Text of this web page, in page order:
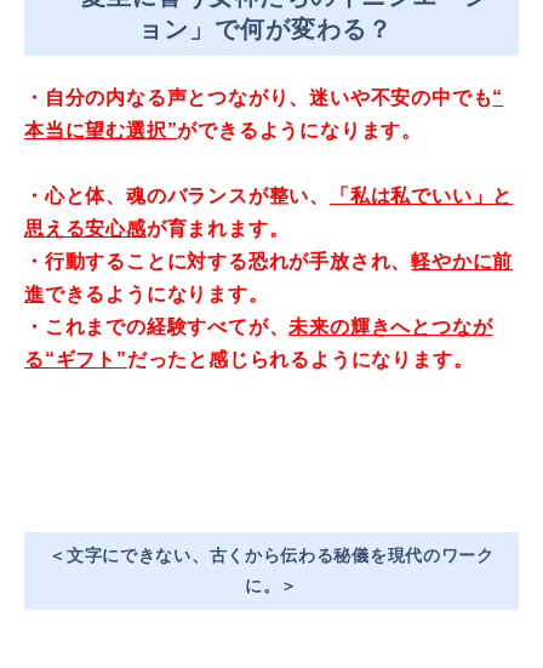
ョン」で何が変わる？
・自分の内なる声とつながり、迷いや不安の中でも“
本当に望む選択”ができるようになります。
・心と体、魂のバランスが整い、
「私は私でいい」と
思える安心感が育まれます。
・行動することに対する恐れが手放され、軽やかに前
進できるよう になります。
・これまでの経験すべてが、未来の輝きへとつなが
る“ギフト”だったと感じられるようになります。
＜文字にできない、古くから伝わる秘儀を現代のワーク
に。＞